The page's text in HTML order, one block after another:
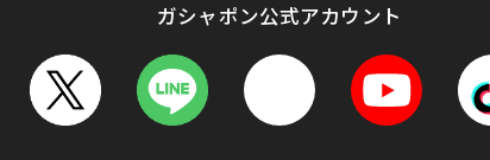
ガシャポン公式アカウント